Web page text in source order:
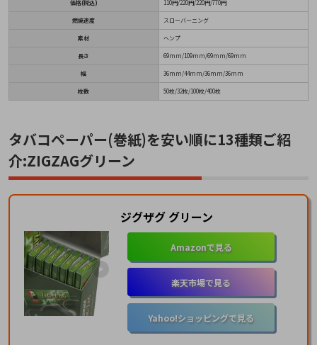
価格(税込) 110円/220円/220円/770円
燃焼速度 スローバーニング
素材 ヘンプ
長さ 69mm/109mm/69mm/69mm
幅 36mm/44mm/36mm/36mm
枚数 50枚/32枚/100枚/400枚
タバコペーパー(巻紙)を安い順に13種類ご紹
介:ZIGZAGグリーン
ジグザグ グリーン
Amazonで見る
楽天市場で見る
Yahoo!ショッピングで見る